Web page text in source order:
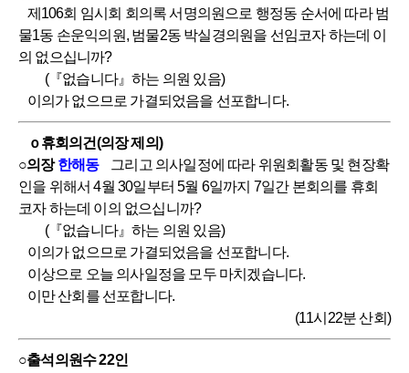
제106회 임시회 회의록 서명의원으로 행정동 순서에 따라 범
물1동 손운익의원, 범물2동 박실경의원을 선임코자 하는데 이
의 없으십니까?
(『없습니다』하는 의원 있음)
이의가 없으므로 가결되었음을 선포합니다.
ｏ휴회의건(의장 제의)
○의장한해동그리고 의사일정에 따라 위원회활동 및 현장확
인을 위해서 4월 30일부터 5월 6일까지 7일간 본회의를 휴회
코자 하는데 이의 없으십니까?
(『없습니다』하는 의원 있음)
이의가 없으므로 가결되었음을 선포합니다.
이상으로 오늘 의사일정을 모두 마치겠습니다.
이만 산회를 선포합니다.
(11시22분 산회)
○출석의원수 22인